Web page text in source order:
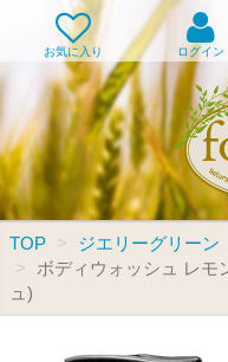
お気に入り ログイン
TOP ジエリーグリーン
ボディウォッシュ レモ
ュ)